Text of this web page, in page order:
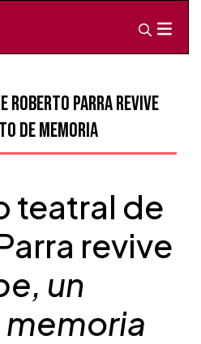
Roberto Parra revive
de memoria
teatral de
revive
un